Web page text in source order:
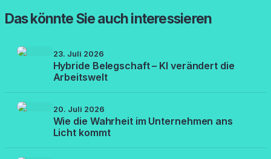
Das könnte Sie auch interessieren
23. Juli 2026
Hybride Belegschaft – KI verändert die
Arbeitswelt
20. Juli 2026
Wie die Wahrheit im Unternehmen ans
Licht kommt